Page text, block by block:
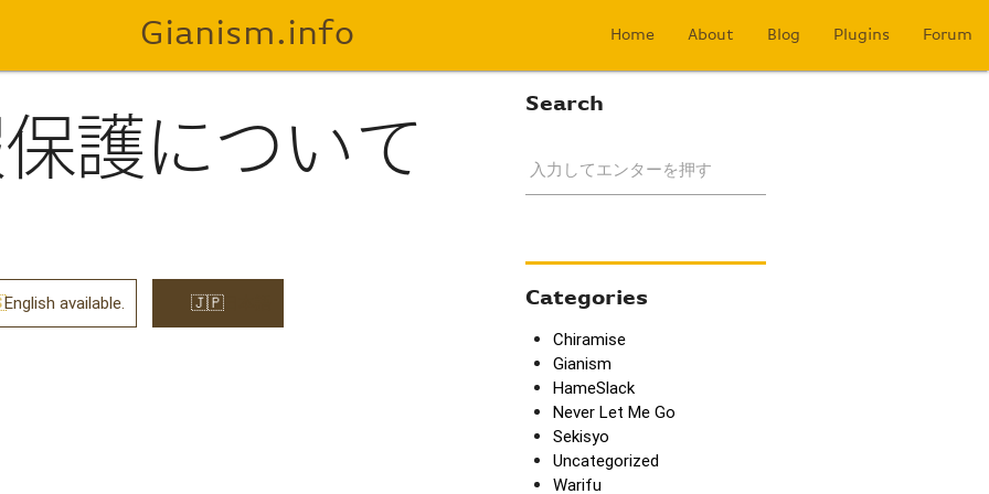
Gianism.info Home About Blog Plugins Forum
護について
English available. 日本語
Search
入力してエンターを押す
Categories
Chiramise
Gianism
HameSlack
Never Let Me Go
Sekisyo
Uncategorized
Warifu